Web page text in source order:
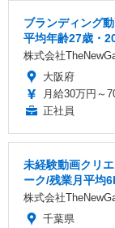
ブランディング
平均年齢27歳・
株式会社
大阪府
月給30万円～
正社員
未経験動画クリ
ーク/残業月平均
株式会社
千葉県